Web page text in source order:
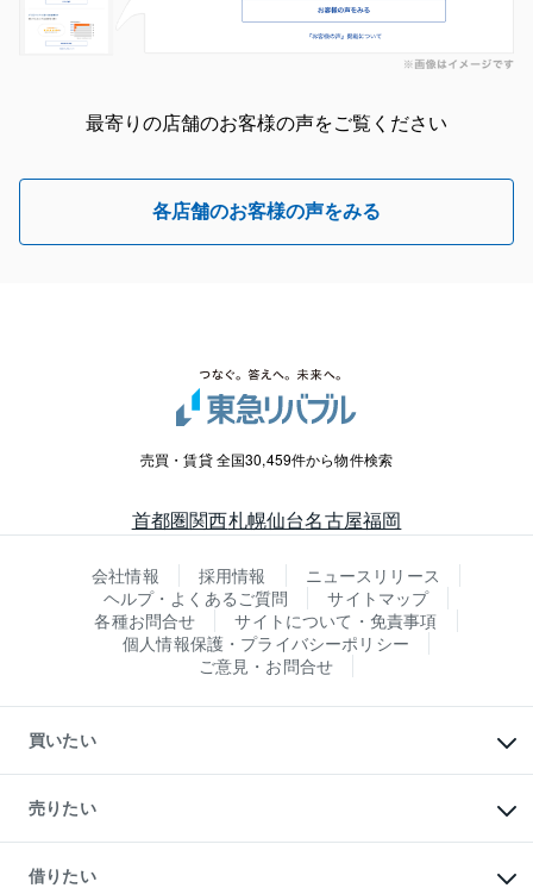
最寄りの店舗のお客様の声をご覧ください
各店舗のお客様の声をみる
売買・賃貸 全国30,459件から物件検索
首都圏関西札幌仙台名古屋福岡
会社情報 採用情報
ニュースリリース
ヘルプ・よくあるご質問
サイトマップ
各種お問合せ
サイトについて・免責事項
個人情報保護・プライバシーポリシー
ご意見・お問合せ
買いたい
新築・分譲マンションの購入
中古マンションの購入
一戸建ての購入
中古一戸建ての購入
売りたい
一戸建ての売却・査定
借りたい